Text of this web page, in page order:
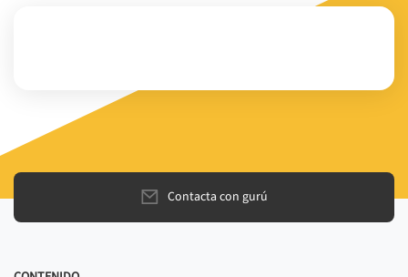
Contacta con gurú